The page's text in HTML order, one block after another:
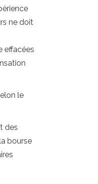
ne doit
effacées
le
des
bourse